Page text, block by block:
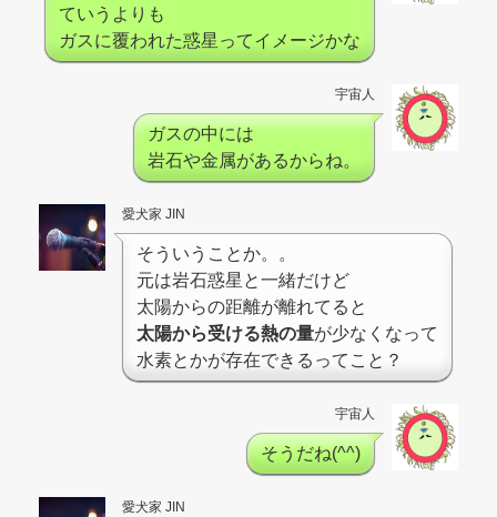
ていうよりも
ガスに覆われた惑星ってイメージかな
宇宙人
ガスの中には
岩石や金属があるからね。
愛犬家 JIN
そういうことか。。
元は岩石惑星と一緒だけど
太陽からの距離が離れてると
太陽から受ける熱の量が少なくなって
水素とかが存在できるってこと？
宇宙人
そうだね(^^)
愛犬家 JIN